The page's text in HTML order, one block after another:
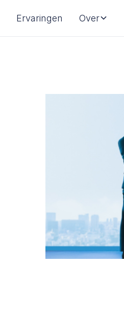
Ervaringen Over